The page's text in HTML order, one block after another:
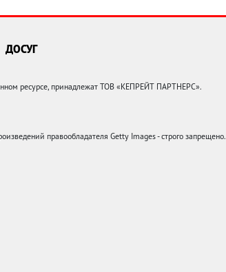
ДОСУГ
ресурсе, принадлежат ТОВ «КЕПРЕЙТ ПАРТНЕРС».
правообладателя Getty Images - строго запрещено.